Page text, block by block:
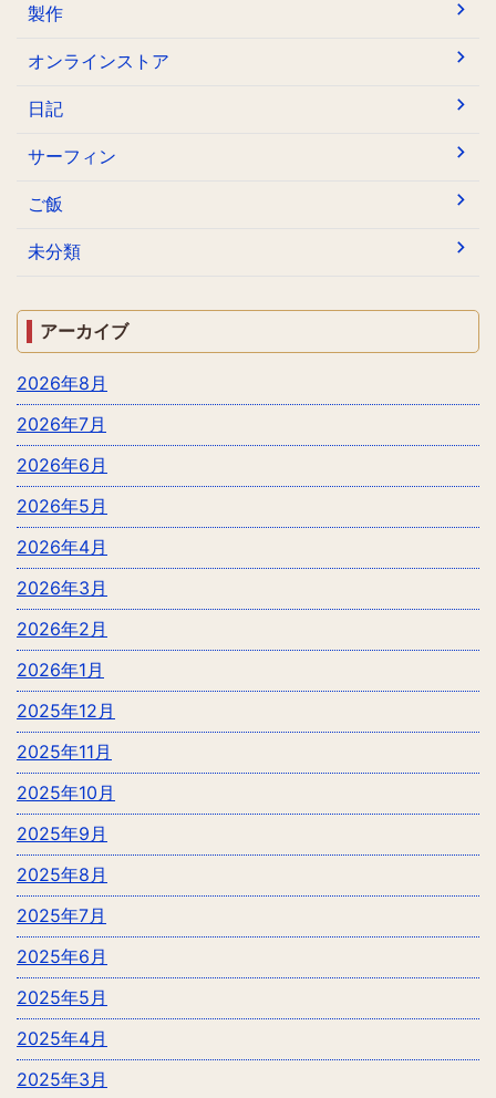
製作
オンラインストア
日記
サーフィン
ご飯
未分類
アーカイブ
2026年8月
2026年7月
2026年6月
2026年5月
2026年4月
2026年3月
2026年2月
2026年1月
2025年12月
2025年11月
2025年10月
2025年9月
2025年8月
2025年7月
2025年6月
2025年5月
2025年4月
2025年3月